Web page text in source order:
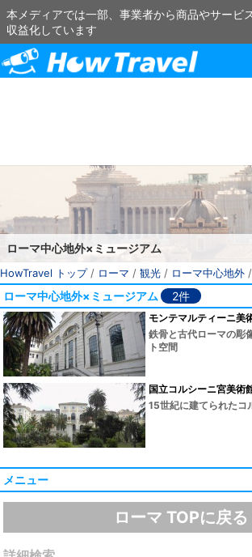
本メディアでは一部、事業者から商品やサービ
収益化しています
ローマ中心地外×ミュージアム
HowTravel トップ/ ローマ / 観光 / ローマ中心地外 /
ローマ中心地外×ミュージアム 2件
モンテマルティーニ美
鉄骨と古代ローマの彫
ト空間
国立コルシーニ宮美術
15世紀に建てられたコ
メニュー
ローマ TOPに戻る